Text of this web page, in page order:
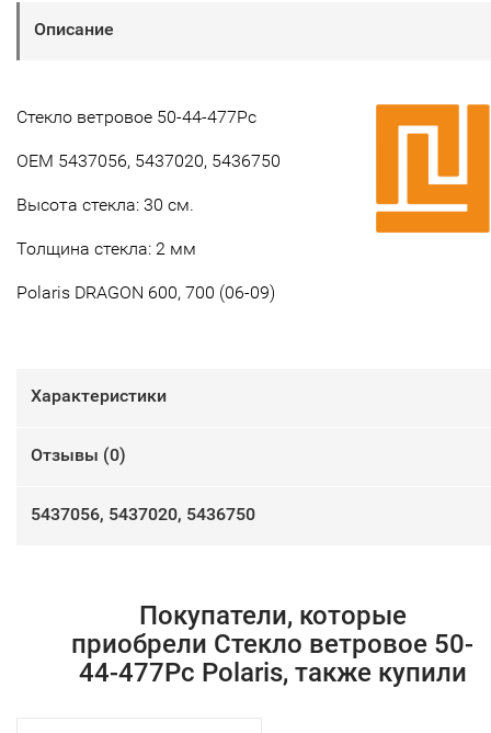
Описание
Стекло ветровое 50-44-477Pc
OEM 5437056, 5437020, 5436750
Высота стекла: 30 см.
Толщина стекла: 2 мм
Polaris DRAGON 600, 700 (06-09)
Характеристики
Отзывы (0)
5437056, 5437020, 5436750​
Покупатели, которые
приобрели Стекло ветровое 50-
44-477Pc Polaris, также купили